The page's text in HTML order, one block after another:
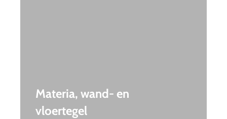
Materia, wand- en
vloertegel